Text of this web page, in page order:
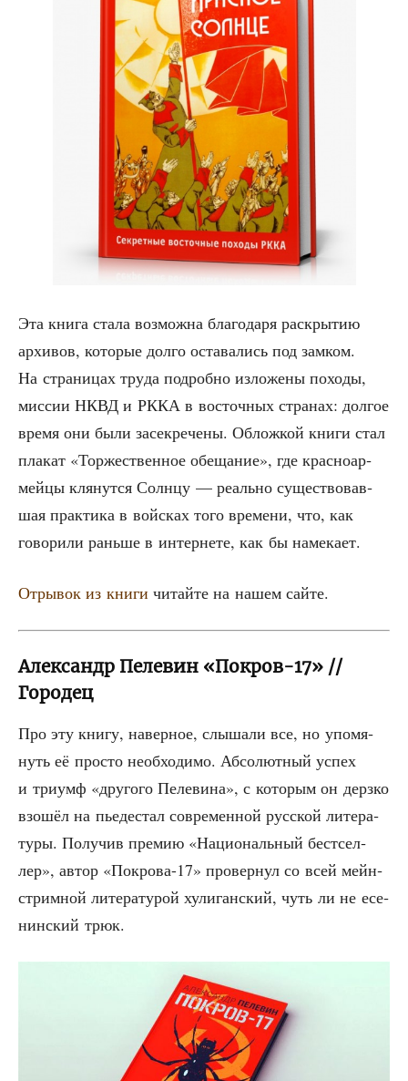
Эта кни­га ста­ла воз­мож­на бла­го­да­ря рас­кры­тию
архи­вов, кото­рые дол­го оста­ва­лись под зам­ком.
На стра­ни­цах тру­да подроб­но изло­же­ны похо­ды,
мис­сии НКВД и РККА в восточ­ных стра­нах: дол­гое
вре­мя они были засек­ре­че­ны. Облож­кой кни­ги стал
пла­кат «Тор­же­ствен­ное обе­ща­ние», где крас­но­ар­
мей­цы кля­нут­ся Солн­цу — реаль­но суще­ство­вав­
шая прак­ти­ка в вой­сках того вре­ме­ни, что, как
гово­ри­ли рань­ше в интер­не­те, как бы намекает.
Отры­вок из кни­ги читай­те на нашем сайте.
Александр Пелевин «Покров-17» //
Городец
Про эту кни­гу, навер­ное, слы­ша­ли все, но упо­мя­
нуть её про­сто необ­хо­ди­мо. Абсо­лют­ный успех
и три­умф «дру­го­го Пеле­ви­на», с кото­рым он дерз­ко
взо­шёл на пье­де­стал совре­мен­ной рус­ской лите­ра­
ту­ры. Полу­чив пре­мию «Наци­о­наль­ный бест­сел­
лер», автор «Покро­ва-17» про­вер­нул со всей мейн­
стримной лите­ра­ту­рой хули­ган­ский, чуть ли не есе­
нин­ский трюк.